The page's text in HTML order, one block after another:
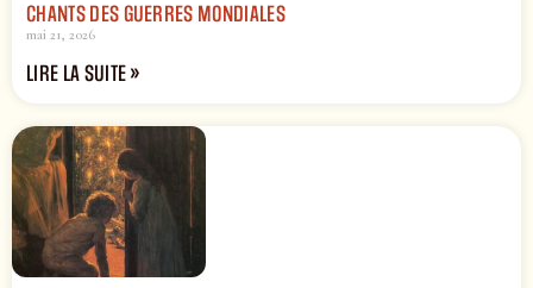
CHANTS DES GUERRES MONDIALES
mai 21, 2026
LIRE LA SUITE »